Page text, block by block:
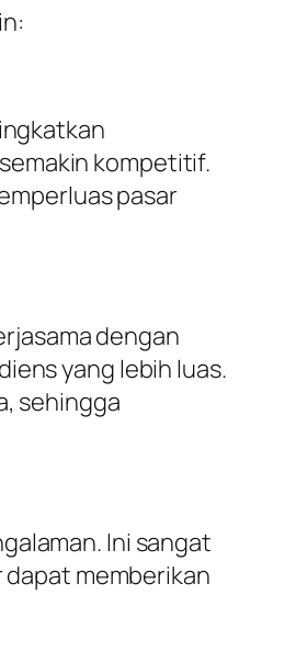
kompetitif.
pasar
dengan
yang lebih luas.
sehingga
Ini sangat
memberikan